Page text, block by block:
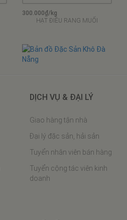
300.000₫/kg
HẠT ĐIỀU RANG MUỐI
DỊCH VỤ & ĐẠI LÝ
Giao hàng tận nhà
Đại lý đặc sản, hải sản
Tuyển nhân viên bán hàng
Tuyển cộng tác viên kinh
doanh